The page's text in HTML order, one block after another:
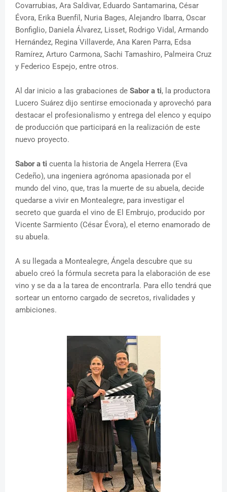
Covarrubias, Ara Saldivar, Eduardo Santamarina, César
Évora, Erika Buenfíl, Nuria Bages, Alejandro Ibarra, Oscar
Bonfiglio, Daniela Álvarez, Lisset, Rodrigo Vidal, Armando
Hernández, Regina Villaverde, Ana Karen Parra, Edsa
Ramírez, Arturo Carmona, Sachi Tamashiro, Palmeira Cruz
y Federico Espejo, entre otros.
Al dar inicio a las grabaciones de Sabor a ti, la productora
Lucero Suárez dijo sentirse emocionada y aprovechó para
destacar el profesionalismo y entrega del elenco y equipo
de producción que participará en la realización de este
nuevo proyecto.
Sabor a ti cuenta la historia de Angela Herrera (Eva
Cedeño), una ingeniera agrónoma apasionada por el
mundo del vino, que, tras la muerte de su abuela, decide
quedarse a vivir en Montealegre, para investigar el
secreto que guarda el vino de El Embrujo, producido por
Vicente Sarmiento (César Évora), el eterno enamorado de
su abuela.
A su llegada a Montealegre, Ángela descubre que su
abuelo creó la fórmula secreta para la elaboración de ese
vino y se da a la tarea de encontrarla. Para ello tendrá que
sortear un entorno cargado de secretos, rivalidades y
ambiciones.